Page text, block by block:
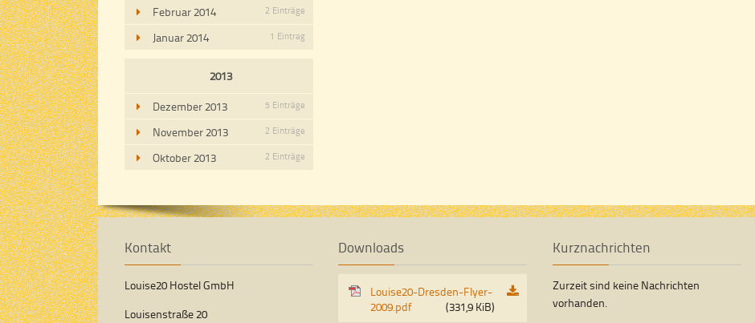
Februar 2014 2 Einträge
Januar 2014 1 Eintrag
2013
Dezember 2013
5 Einträge
November 2013 2 Einträge
Oktober 2013 2 Einträge
Kontakt
Louise20 Hostel GmbH
Louisenstraße 20
Downloads
Louise20-Dresden-Flyer-
2009.pdf
(331,9 KiB)
Kurznachrichten
Zurzeit sind keine Nachrichten
vorhanden.